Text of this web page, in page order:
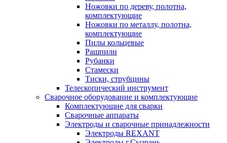
Ножовки по дереву, полотна,
комплектующие
Ножовки по металлу, полотна,
комплектующие
Пилы кольцевые
Рашпили
Рубанки
Стамески
Тиски, струбцины
Телескопический инструмент
Сварочное оборудование и комплектующие
Комплектующие для сварки
Сварочные аппараты
Электроды и сварочные принадлежности
Электроды REXANT